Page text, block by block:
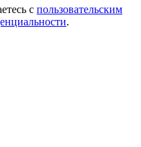
с пользовательским
.